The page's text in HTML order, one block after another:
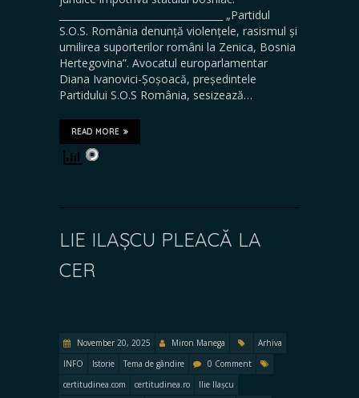
__________________________________ „Partidul
S.O.S. România denunță violențele, rasismul și
umilirea suporterilor români la Zenica, Bosnia
Hertegovina”. Avocatul europarlamentar
Diana Ivanovici-Șoșoacă, președintele
Partidului S.O.S România, sesizează…
READ MORE
LIE ILAȘCU PLEACĂ LA
CER
November 20, 2025 Miron Manega
Arhiva
INFO
Istorie Tema de gândire
0 Comment
certitudinea.com
certitudinea.ro
Ilie Ilașcu